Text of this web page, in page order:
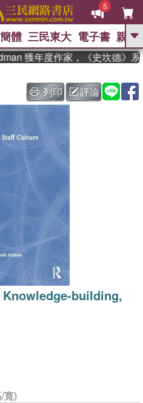
5
GO
The Odyssey 、 父親節 、 如果歷
是一群喵 、 暑期推薦 、 國際布克
臺灣漫遊錄
、
時代
數學女孩：黎曼猜想
的迷走神經
簡體 三民東大 電子書 親子
獲年度作家，《史坎德》系
列印
評論
building,
寬)